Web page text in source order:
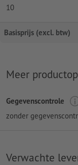
10
Basisprijs (excl. btw)
Meer
Gegevenscontrole
zonder
Verwachte